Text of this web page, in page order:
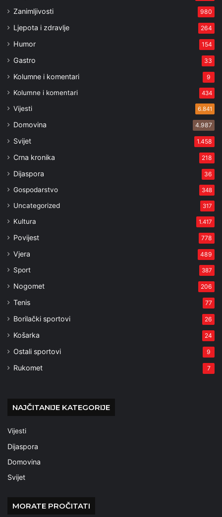
Zanimljivosti 980
Ljepota i zdravlje 264
Humor 154
Gastro 33
Kolumne i komentari 9
Kolumne i komentari 434
Vijesti 6.841
Domovina 4.987
Svijet 1.458
Crna kronika 218
Dijaspora 36
Gospodarstvo 348
Uncategorized 317
Kultura 1.417
Povijest 778
Vjera 489
Sport 387
Nogomet 206
Tenis 77
Borilački sportovi 26
Košarka 24
Ostali sportovi 9
Rukomet 7
NAJČITANIJE KATEGORIJE
Vijesti
Dijaspora
Domovina
Svijet
MORATE PROČITATI